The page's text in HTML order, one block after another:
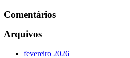
Comentários
Arquivos
fevereiro 2026